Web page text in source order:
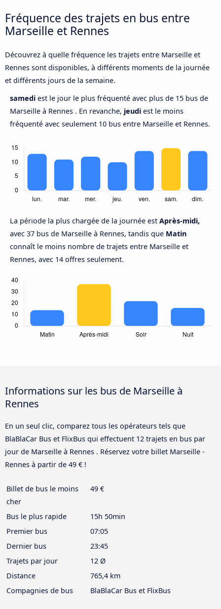
Fréquence des trajets en bus entre
Marseille et Rennes
Découvrez à quelle fréquence les trajets entre Marseille et
Rennes sont disponibles, à différents moments de la journée
et différents jours de la semaine.
samedi est le jour le plus fréquenté avec plus de 15 bus de
Marseille à Rennes . En revanche, jeudi est le moins
fréquenté avec seulement 10 bus entre Marseille et Rennes.
La période la plus chargée de la journée est Après-midi,
avec 37 bus de Marseille à Rennes, tandis que Matin
connaît le moins nombre de trajets entre Marseille et
Rennes, avec 14 offres seulement.
Informations sur les bus de Marseille à
Rennes
En un seul clic, comparez tous les opérateurs tels que
BlaBlaCar Bus et FlixBus qui effectuent 12 trajets en bus par
jour de Marseille à Rennes . Réservez votre billet Marseille -
Rennes à partir de 49 € !
Billet de bus le moins
cher
49 €
Bus le plus rapide
15h 50min
Premier bus
07:05
Dernier bus
23:45
Trajets par jour
12 Ø
Distance
765,4 km
Compagnies de bus
BlaBlaCar Bus et FlixBus